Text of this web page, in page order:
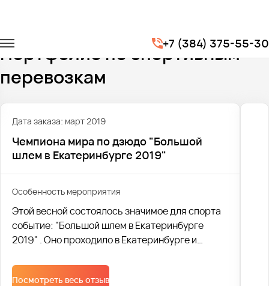
+7 (384) 375-55-30
Транспорт для спорта
Портфолио по спортивным
перевозкам
Дата заказа: март 2019
Чемпиона мира по дзюдо "Большой
шлем в Екатеринбурге 2019"
Особенность мероприятия
Этой весной состоялось значимое для спорта
событие: "Большой шлем в Екатеринбурге
2019" . Оно проходило в Екатеринбурге и
Посмотреть весь отзыв